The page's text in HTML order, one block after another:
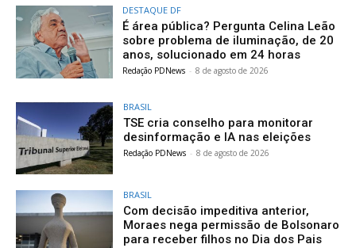
DESTAQUE DF
É área pública? Pergunta Celina Leão
sobre problema de iluminação, de 20
anos, solucionado em 24 horas
Redação PDNews - 8 de agosto de 2026
BRASIL
TSE cria conselho para monitorar
desinformação e IA nas eleições
Redação PDNews - 8 de agosto de 2026
BRASIL
Com decisão impeditiva anterior,
Moraes nega permissão de Bolsonaro
para receber filhos no Dia dos Pais